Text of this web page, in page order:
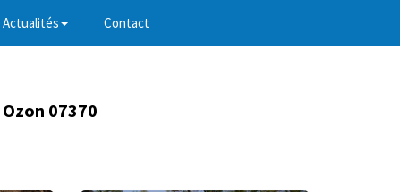
Actualités Contact
Ozon 07370